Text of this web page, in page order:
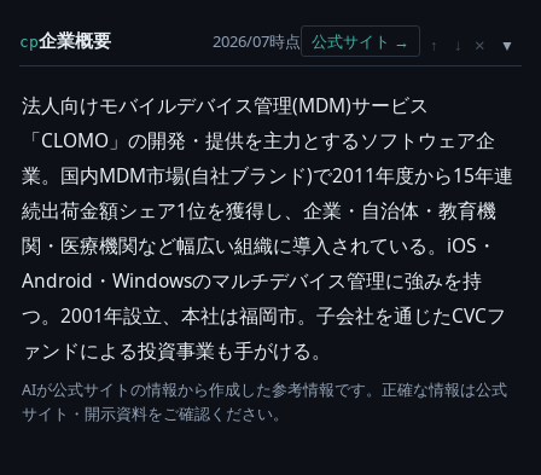
cp企業概要 2026/07時点 公式サイト → ↑ ↓ ×
法人向けモバイルデバイス管理(MDM)サービス
「CLOMO」の開発・提供を主力とするソフトウェア企
業。国内MDM市場(自社ブランド)で2011年度から15年連
続出荷金額シェア1位を獲得し、企業・自治体・教育機
関・医療機関など幅広い組織に導入されている。iOS・
Android・Windowsのマルチデバイス管理に強みを持
つ。2001年設立、本社は福岡市。子会社を通じたCVCフ
ァンドによる投資事業も手がける。
AIが公式サイトの情報から作成した参考情報です。正確な情報は公式
サイト・開示資料をご確認ください。